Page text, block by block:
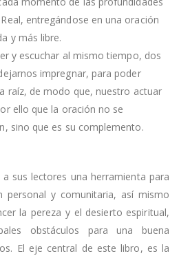
entregándose en una oración
y más libre.
y escuchar al mismo tiempo, dos
impregnar, para poder
raíz, de modo que, nuestro actuar
ello que la oración no se
sino que es su complemento.
sus lectores una herramienta para
personal y comunitaria, así mismo
la pereza y el desierto espiritual,
obstáculos para una buena
El eje central de este libro, es la